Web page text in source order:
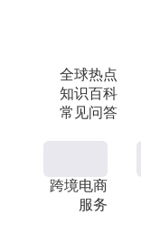
全球热点
知识百科
常见问答
跨境电商
服务